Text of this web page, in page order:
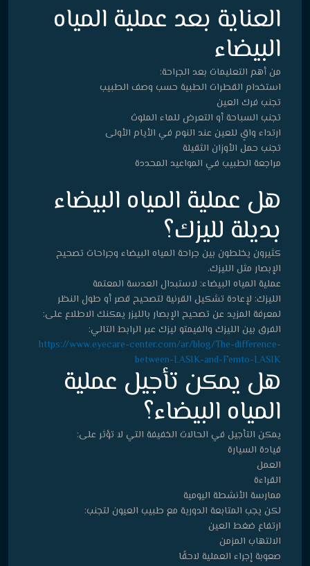
العناية بعد عملية المياه
البيضاء
من أهم التعليمات بعد الجراحة:
استخدام القطرات الطبية حسب وصف الطبيب
تجنب فرك العين
تجنب السباحة أو التعرض للماء الملوث
ارتداء واقٍ للعين عند النوم في الأيام الأولى
تجنب حمل الأوزان الثقيلة
مراجعة الطبيب في المواعيد المحددة
هل عملية المياه البيضاء
بديلة لليزك؟
كثيرون يخلطون بين جراحة المياه البيضاء وجراحات تصحيح
الإبصار مثل الليزك.
عملية المياه البيضاء: لاستبدال العدسة المعتمة
الليزك: لإعادة تشكيل القرنية لتصحيح قصر أو طول النظر
لمعرفة المزيد عن تصحيح الإبصار بالليزر يمكنك الاطلاع على:
الفرق بين الليزك والفيمتو ليزك عبر الرابط التالي:
https://www.eyecare-center.com/ar/blog/The-difference-
between-LASIK-and-Femto-LASIK
هل يمكن تأجيل عملية
المياه البيضاء؟
يمكن التأجيل في الحالات الخفيفة التي لا تؤثر على:
قيادة السيارة
العمل
القراءة
ممارسة الأنشطة اليومية
لكن يجب المتابعة الدورية مع طبيب العيون لتجنب:
ارتفاع ضغط العين
الالتهاب المزمن
صعوبة إجراء العملية لاحقًا